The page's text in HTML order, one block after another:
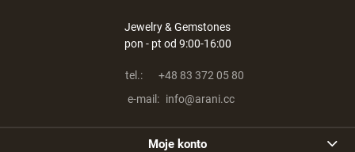
Jewelry & Gemstones
pon - pt od 9:00-16:00
tel.:
+48 83 372 05 80
e-mail: info@arani.cc
Moje konto